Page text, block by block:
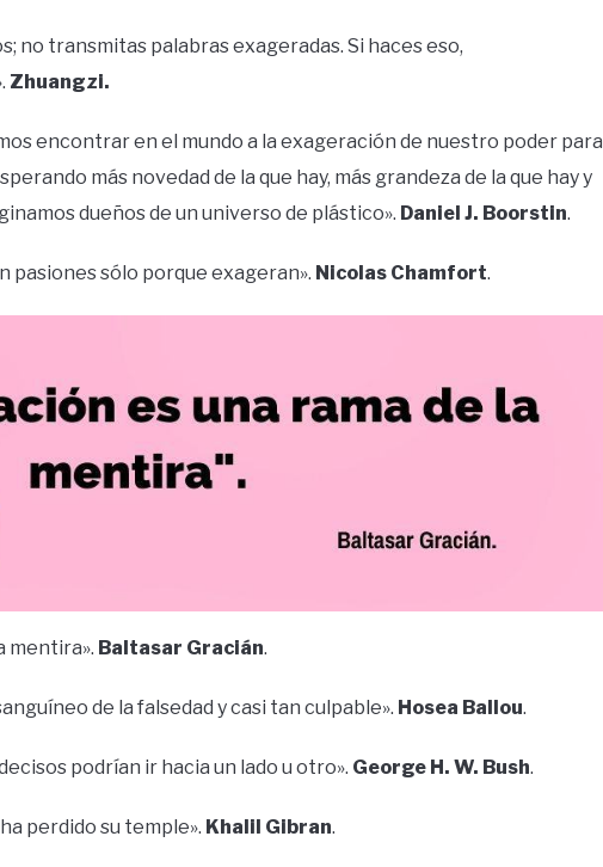
no transmitas palabras exageradas. Si haces eso,
Zhuangzi.
encontrar en el mundo a la exageración de nuestro poder para
más novedad de la que hay, más grandeza de la que hay y
dueños de un universo de plástico». Daniel J. Boorstin.
pasiones sólo porque exageran». Nicolas Chamfort.
mentira». Baltasar Gracián.
de la falsedad y casi tan culpable». Hosea Ballou.
podrían ir hacia un lado u otro». George H. W. Bush.
perdido su temple». Khalil Gibran.